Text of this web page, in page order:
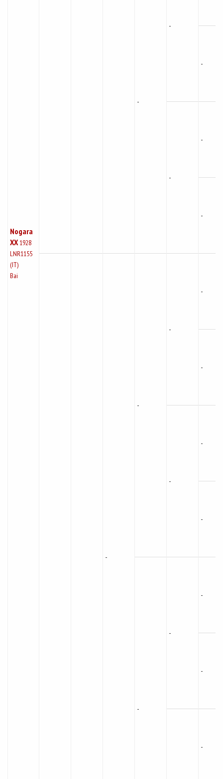
Nogara
XX 1928
LNR1155
(IT)
Bai
-
-
-
-
-
-
-
-
-
-
-
-
-
-
-
-
-
-
-